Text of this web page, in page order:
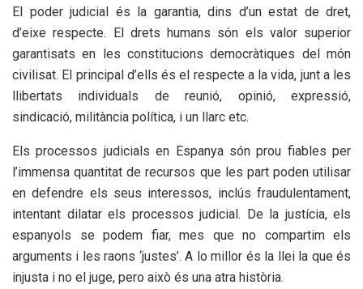
El poder judicial és la garantia, dins d’un estat de dret,
d’eixe respecte. El drets humans són els valor superior
garantisats en les constitucions democràtiques del món
civilisat. El principal d’ells és el respecte a la vida, junt a les
llibertats individuals de reunió, opinió, expressió,
sindicació, militància política, i un llarc etc.
Els processos judicials en Espanya són prou fiables per
l’immensa quantitat de recursos que les part poden utilisar
en defendre els seus interessos, inclús fraudulentament,
intentant dilatar els processos judicial. De la justícia, els
espanyols se podem fiar, mes que no compartim els
arguments i les raons ‘justes’. A lo millor és la llei la que és
injusta i no el juge, pero això és una atra història.